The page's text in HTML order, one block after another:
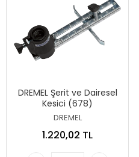
DREMEL Şerit ve Dairesel
Kesici (678)
DREMEL
1.220,02 TL